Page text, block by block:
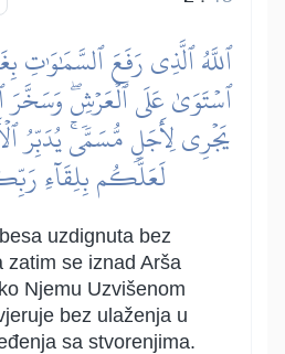
ٱللَّهُ ٱلَّذِي رَفَعَ ٱلسَّمَٰوَٰتِ
ٱسۡتَوَىٰ عَلَى ٱلۡعَرۡشِۖ وَسَخَّرَ
يَجۡرِي لِأَجَلٖ مُّسَمّٗىۚ يُدَبِّرُ
لَعَلَّكُم بِلِقَآءِ
uzdignuta bez
zatim se iznad Arša
Njemu Uzvišenom
bez ulaženja u
sa stvorenjima.